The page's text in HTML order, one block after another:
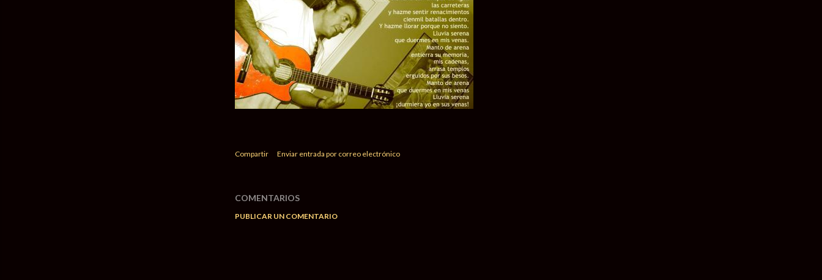
Compartir Enviar entrada por correo electrónico
COMENTARIOS
PUBLICAR UN COMENTARIO